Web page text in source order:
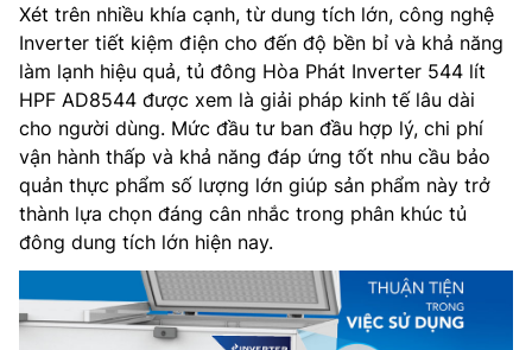
Xét trên nhiều khía cạnh, từ dung tích lớn, công nghệ
Inverter tiết kiệm điện cho đến độ bền bỉ và khả năng
làm lạnh hiệu quả, tủ đông Hòa Phát Inverter 544 lít
HPF AD8544 được xem là giải pháp kinh tế lâu dài
cho người dùng. Mức đầu tư ban đầu hợp lý, chi phí
vận hành thấp và khả năng đáp ứng tốt nhu cầu bảo
quản thực phẩm số lượng lớn giúp sản phẩm này trở
thành lựa chọn đáng cân nhắc trong phân khúc tủ
đông dung tích lớn hiện nay.